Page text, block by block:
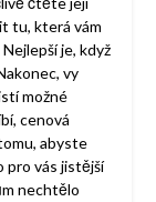
tu, která vám
je, když
vy
možné
cenová
abyste
pro vás jistější
nechtělo